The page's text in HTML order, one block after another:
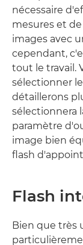
nécessaire
mesures et
images avec
cependant,
tout le travail.
sélectionner
détaillerons
sélectionnera
paramètre
image bien
flash
Flash
Bien que très